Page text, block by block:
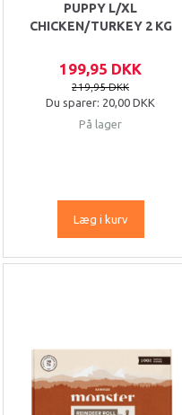
PUPPY L/XL
CHICKEN/TURKEY 2 KG
199,95 DKK
219,95 DKK
Du sparer: 20,00 DKK
På lager
Læg i kurv